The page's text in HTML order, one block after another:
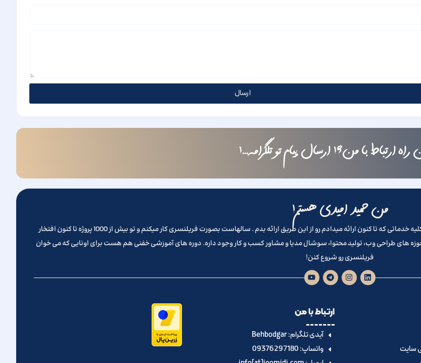
ارسال
راه ارتباط با من؟! ارسال پیام تو تلگرامه...!
من حمید امیدی هستم!
تو روزهای کرونایی پیش از نوروز 1399 بود که تصمیم گرفتم یه وب سایت بزنم و کلیه خدماتی که تا کنون ارائه میدادم رو از این طریق ارائه بدم . سالهاست بصورت فریلنسری کار میکنم و تو بیش از 1000 پروژه تا کنون افتخار
های طراحی وب، تولید محتوا، سوشال مدیا و مشاور کسب و کار وجود داره. دوره های آموزشی خفنی هم هست برای اونایی که می خوان
فریلنسری رو شروع کنن!
سایت
ارتباط با من
آیدی تلگرام:‌ Behbodgar
واتساپ: 09376297180